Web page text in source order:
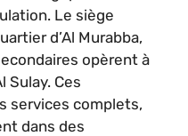
Le siège
d’Al Murabba,
opèrent à
Sulay. Ces
services complets,
dans des